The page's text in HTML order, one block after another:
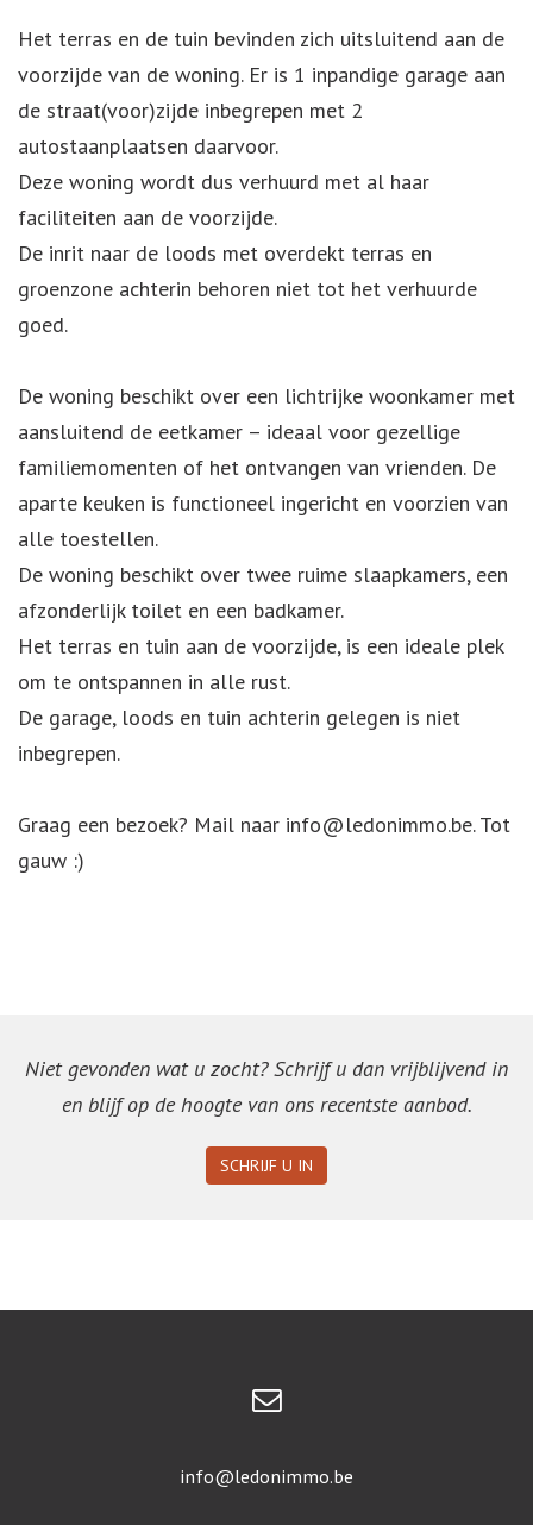
Het terras en de tuin bevinden zich uitsluitend aan de
voorzijde van de woning. Er is 1 inpandige garage aan
de straat(voor)zijde inbegrepen met 2
autostaanplaatsen daarvoor.
Deze woning wordt dus verhuurd met al haar
faciliteiten aan de voorzijde.
De inrit naar de loods met overdekt terras en
groenzone achterin behoren niet tot het verhuurde
goed.
De woning beschikt over een lichtrijke woonkamer met
aansluitend de eetkamer – ideaal voor gezellige
familiemomenten of het ontvangen van vrienden. De
aparte keuken is functioneel ingericht en voorzien van
alle toestellen.
De woning beschikt over twee ruime slaapkamers, een
afzonderlijk toilet en een badkamer.
Het terras en tuin aan de voorzijde, is een ideale plek
om te ontspannen in alle rust.
De garage, loods en tuin achterin gelegen is niet
inbegrepen.
Graag een bezoek? Mail naar info@ledonimmo.be. Tot
gauw :)
Niet gevonden wat u zocht? Schrijf u dan vrijblijvend in
en blijf op de hoogte van ons recentste aanbod.
SCHRIJF U IN
info@ledonimmo.be